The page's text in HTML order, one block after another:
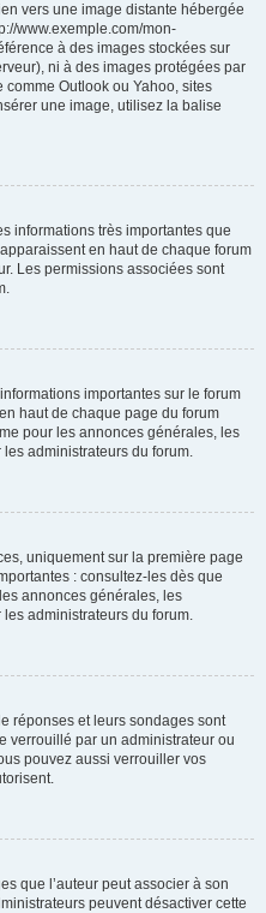
vers une image distante hébergée
www.exemple.com/mon-
à des images stockées sur
ni à des images protégées par
Outlook ou Yahoo, sites
une image, utilisez la balise
informations très importantes que
en haut de chaque forum
Les permissions associées sont
importantes sur le forum
haut de chaque page du forum
pour les annonces générales, les
administrateurs du forum.
uniquement sur la première page
: consultez-les dès que
annonces générales, les
administrateurs du forum.
réponses et leurs sondages sont
verrouillé par un administrateur ou
pouvez aussi verrouiller vos
que l’auteur peut associer à son
peuvent désactiver cette